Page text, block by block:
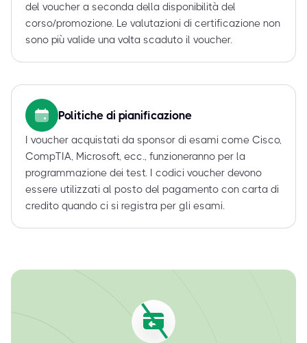
del voucher a seconda della disponibilità del
corso/promozione. Le valutazioni di certificazione non
sono più valide una volta scaduto il voucher.
Politiche di pianificazione
I voucher acquistati da sponsor di esami come Cisco,
CompTIA, Microsoft, ecc., funzioneranno per la
programmazione dei test. I codici voucher devono
essere utilizzati al posto del pagamento con carta di
credito quando ci si registra per gli esami.